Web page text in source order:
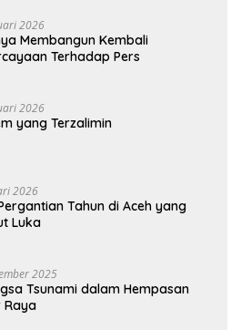
2026
Membangun Kembali
Terhadap Pers
2026
yang Terzalimin
2026
Tahun di Aceh yang
Luka
2025
Tsunami dalam Hempasan
Raya